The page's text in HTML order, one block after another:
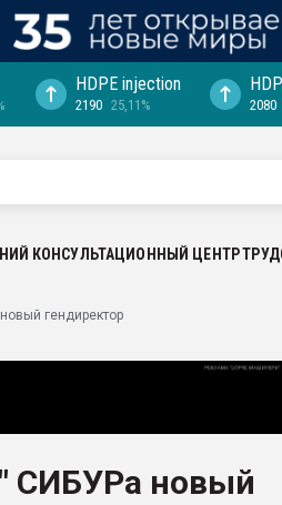
HDPE injection
2190 25,11% 2080
КОНСУЛЬТАЦИОННЫЙ ЦЕНТР
гендиректор
СИБУРа новый